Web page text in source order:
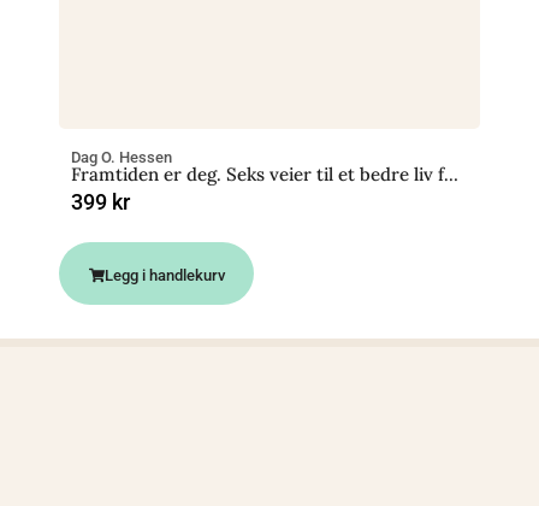
Dag O. Hessen
Framtiden er deg. Seks veier til et bedre liv for planeten og oss
399 kr
Legg i handlekurv